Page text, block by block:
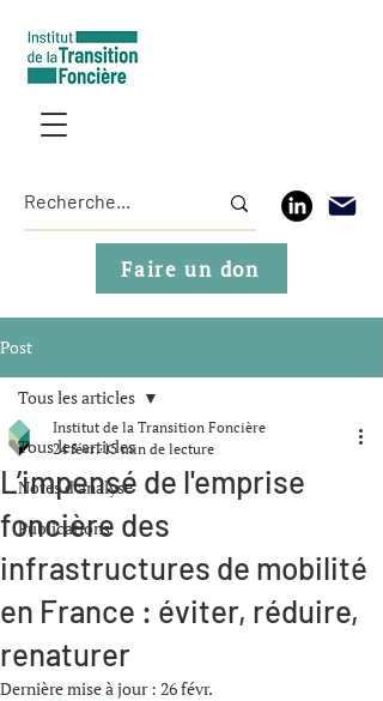
Faire un don
Post
Tous les articles
Notes d'analyse
Publications
Tous les articles
L’impensé de l'emprise
foncière des
infrastructures de mobilité
en France : éviter, réduire,
renaturer
Institut de la Transition Foncière
24 févr. 15 min de lecture
Dernière mise à jour : 26 févr.